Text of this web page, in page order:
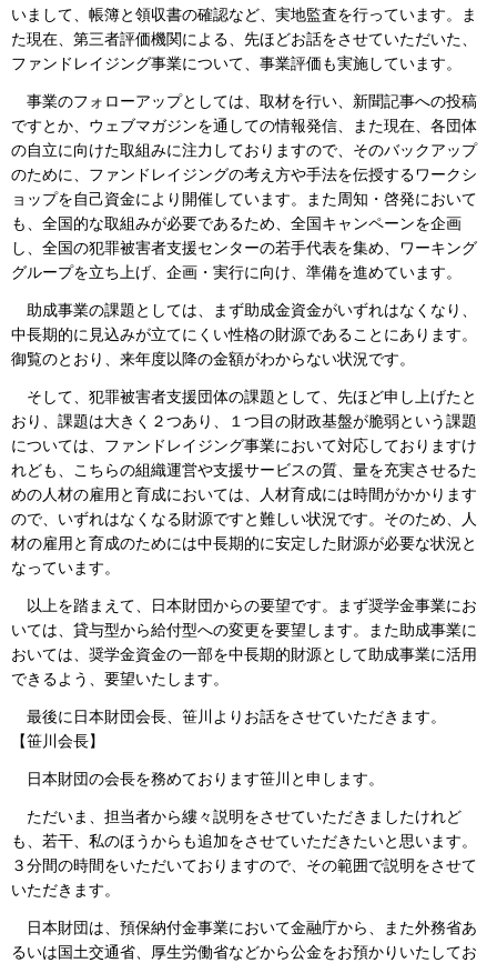
いまして、帳簿と領収書の確認など、実地監査を行っています。ま
た現在、第三者評価機関による、先ほどお話をさせていただいた、
ファンドレイジング事業について、事業評価も実施しています。
事業のフォローアップとしては、取材を行い、新聞記事への投稿
ですとか、ウェブマガジンを通しての情報発信、また現在、各団体
の自立に向けた取組みに注力しておりますので、そのバックアップ
のために、ファンドレイジングの考え方や手法を伝授するワークシ
ョップを自己資金により開催しています。また周知・啓発において
も、全国的な取組みが必要であるため、全国キャンペーンを企画
し、全国の犯罪被害者支援センターの若手代表を集め、ワーキング
グループを立ち上げ、企画・実行に向け、準備を進めています。
助成事業の課題としては、まず助成金資金がいずれはなくなり、
中長期的に見込みが立てにくい性格の財源であることにあります。
御覧のとおり、来年度以降の金額がわからない状況です。
そして、犯罪被害者支援団体の課題として、先ほど申し上げたと
おり、課題は大きく２つあり、１つ目の財政基盤が脆弱という課題
については、ファンドレイジング事業において対応しておりますけ
れども、こちらの組織運営や支援サービスの質、量を充実させるた
めの人材の雇用と育成においては、人材育成には時間がかかります
ので、いずれはなくなる財源ですと難しい状況です。そのため、人
材の雇用と育成のためには中長期的に安定した財源が必要な状況と
なっています。
以上を踏まえて、日本財団からの要望です。まず奨学金事業にお
いては、貸与型から給付型への変更を要望します。また助成事業に
おいては、奨学金資金の一部を中長期的財源として助成事業に活用
できるよう、要望いたします。
最後に日本財団会長、笹川よりお話をさせていただきます。
【笹川会長】
日本財団の会長を務めております笹川と申します。
ただいま、担当者から縷々説明をさせていただきましたけれど
も、若干、私のほうからも追加をさせていただきたいと思います。
３分間の時間をいただいておりますので、その範囲で説明をさせて
いただきます。
日本財団は、預保納付金事業において金融庁から、また外務省あ
るいは国土交通省、厚生労働省などから公金をお預かりいたしてお